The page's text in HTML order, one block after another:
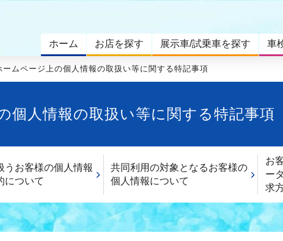
ホーム お店を探す 展示車/試乗車を探す 車
ームページ上の個人情報の取扱い等に関する特記事項
個人情報の取扱い等に関する特記事項
うお客様の個人情報
について
共同利用の対象となるお客様の
個人情報について
お
ー
求